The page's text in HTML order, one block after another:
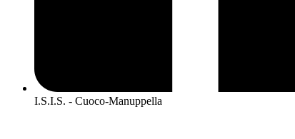
I.S.I.S. - Cuoco-Manuppella